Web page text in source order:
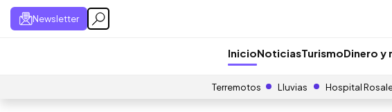
Newsletter
InicioNoticiasTurismoDinero y
Terremotos Lluvias Hospital